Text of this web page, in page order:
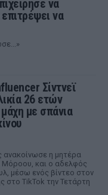
να
να
Σίντνεϊ
26 ετών
με σπάνια
ανακοίνωσε η μητέρα
Μόροου, και ο αδελφός
μέσω ενός βίντεο στον
στο TikTok την Τετάρτη